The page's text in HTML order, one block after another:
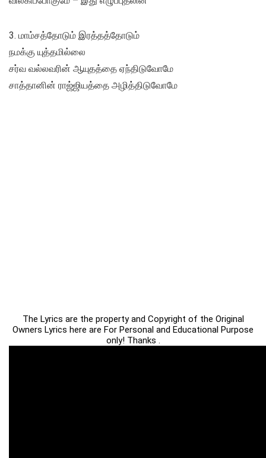
3. மாம்சத்தோடும் இரத்தத்தோடும்
நமக்கு யுத்தமில்லை
சர்வ வல்லவரின் ஆயுதத்தை ஏந்திடுவோமே
சாத்தானின் ராஜ்ஜியத்தை அழித்திடுவோமே
The Lyrics are the property and Copyright of the Original
Owners Lyrics here are For Personal and Educational Purpose
only! Thanks .